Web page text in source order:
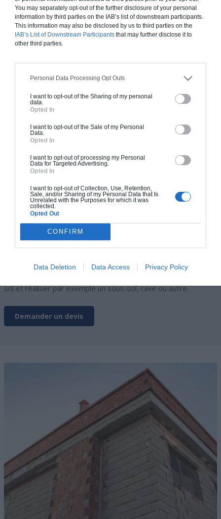
You may separately opt-out of the further disclosure of your personal
information by third parties on the IAB’s list of downstream participants.
This information may also be disclosed by us to third parties on the
IAB’s List of Downstream Participants that may further disclose it to
other third parties.
Personal Data Processing Opt Outs
I want to opt-out of the Sharing of my personal
data.
Opted In
I want to opt-out of the Sale of my Personal
Data.
Opted In
I want to opt-out of processing my Personal
Data for Targeted Advertising.
Opted In
I want to opt-out of Collection, Use, Retention,
Sale, and/or Sharing of my Personal Data that Is
Unrelated with the Purposes for which it was
collected.
Opted Out
CONFIRM
Data Deletion Data Access Privacy Policy
inférieure de vos murs qui reposeront sur vos
fondations. Afin de réaliser votre soubassement vous
vous aiguiller choisir entretrois types de soubassements.
Le drainage du terrain est souvent une étape qui se réalise au
même moment.
soubassement Hérisson est moins cher et qui consiste à
fondations. Vous pouvez aussi laisser un espace de 20 cm
entre vos fondations et la sol en réalisant un
soubassement
de type vide sanitaire
lorsque votre terrain est en pente et lorsque vous êtes
soumis à des risques d’inondations ou d’infiltration d’eau.
pouvez opter pour un soubassement de type sous-sol
sol et réaliser par exemple un sous-sol, cave ou autre.
Demander un devis